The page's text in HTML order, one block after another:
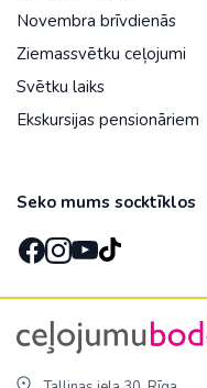
Novembra brīvdienās
Ziemassvētku ceļojumi
Svētku laiks
Ekskursijas pensionāriem
Seko mums socktīklos